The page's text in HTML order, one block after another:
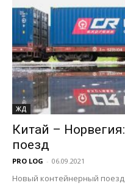
ЖД
Китай –
поезд
PRO LOG - 06.09.2021
Новый контейнерный поезд